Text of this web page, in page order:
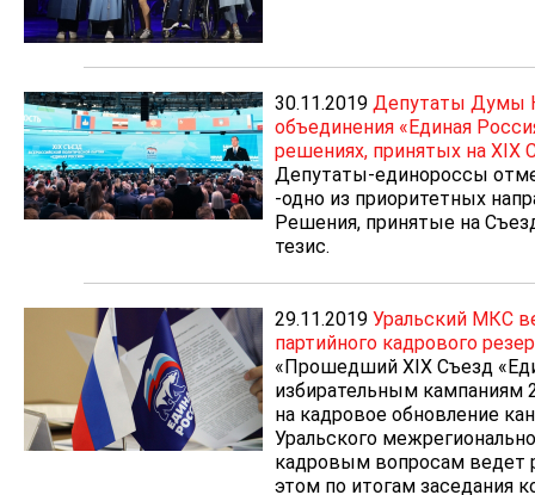
30.11.2019 Депутаты Думы
объединения «Единая
решениях, принятых на XIX
Депутаты-единороссы
-одно из приоритетных
Решения, принятые на
тезис.
29.11.2019 Уральский МКС
партийного кадрового
«Прошедший XIX Съезд
избирательным кампаниям
на кадровое обновление
Уральского
кадровым вопросам ведет
этом по итогам заседания